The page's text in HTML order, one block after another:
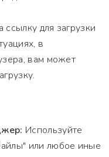
для загрузки
в
вам может
Используйте
или любое иные